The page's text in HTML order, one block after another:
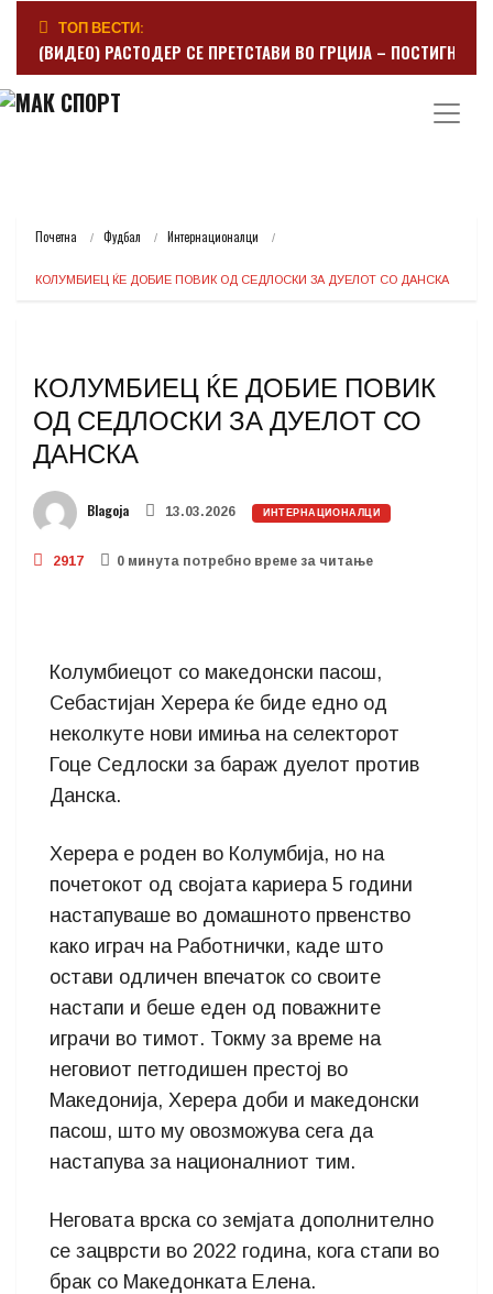
ТОП ВЕСТИ:
(ВИДЕО) РАСТОДЕР СЕ ПРЕТСТАВИ ВО ГРЦИЈА – ПОСТИГНА
Почетна Фудбал Интернационалци
КОЛУМБИЕЦ ЌЕ ДОБИЕ ПОВИК ОД СЕДЛОСКИ ЗА ДУЕЛОТ СО ДАНСКА
КОЛУМБИЕЦ ЌЕ ДОБИЕ ПОВИК
ОД СЕДЛОСКИ ЗА ДУЕЛОТ СО
ДАНСКА
Blagoja 13.03.2026 ИНТЕРНАЦИОНАЛЦИ
2917 0 минутa потребно време за читање
Колумбиецот со македонски пасош,
Себастијан Херера ќе биде едно од
неколкуте нови имиња на селекторот
Гоце Седлоски за бараж дуелот против
Данска.
Херера е роден во Колумбија, но на
почетокот од својата кариера 5 години
настапуваше во домашното првенство
како играч на Работнички, каде што
остави одличен впечаток со своите
настапи и беше еден од поважните
играчи во тимот. Токму за време на
неговиот петгодишен престој во
Македонија, Херера доби и македонски
пасош, што му овозможува сега да
настапува за националниот тим.
Неговата врска со земјата дополнително
се зацврсти во 2022 година, кога стапи во
брак со Македонката Елена.